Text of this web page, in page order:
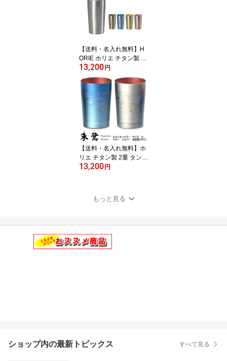
250mlコンディショナー
×2本 CDC Mt.WOOD
【送料・名入れ無料】H
ORIE ホリエ チタン製 2
重 タンブラー 白樺 大 35
0cc 全5色 泡立ち グラス
ジョッキ ビール ハイボ
ール 父の日 母の日 贈り
物 贈答品 送別会 乾杯 景
品 ギフト お祝い プレゼ
ント 還暦祝い 結婚祝い
13,200 円
【送料・名入れ無料】ホ
リエ チタン製 2重 タンブ
ラー 朱鷺 小 桐箱入り お
ト 乾杯 送別会 誕生日 記
念 退職祝い 転勤 異動 忘
13,200 円
もっと見る
ショップ内の最新トピックス すべて見る